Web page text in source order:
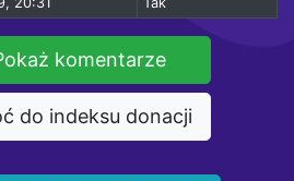
komentarze
do indeksu donacji